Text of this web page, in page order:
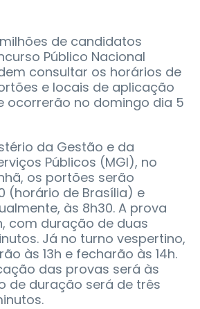
de candidatos
Público Nacional
consultar os horários de
e locais de aplicação
ocorrerão no domingo dia 5
da Gestão e da
Públicos (MGI), no
os portões serão
(horário de Brasília) e
às 8h30. A prova
com duração de duas
Já no turno vespertino,
às 13h e fecharão às 14h.
das provas será às
de duração será de três